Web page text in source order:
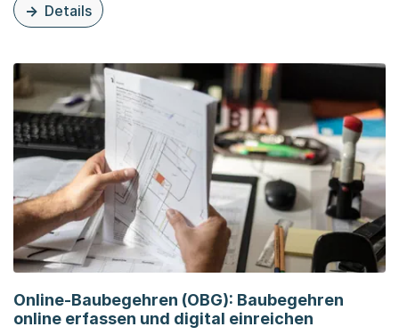
Details
zu dieser Organisationsseite: Online-Terminbuchung
Online-Baubegehren (OBG): Baubegehren
online erfassen und digital einreichen